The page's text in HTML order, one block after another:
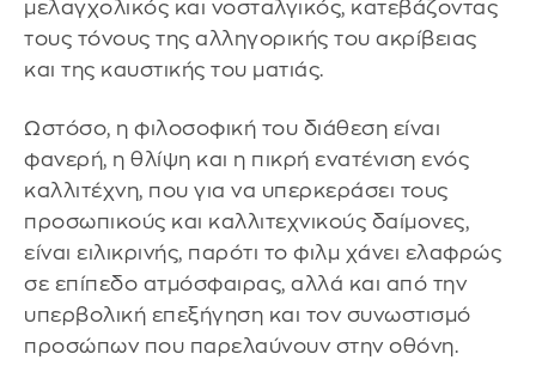
μελαγχολικός και νοσταλγικός, κατεβάζοντας
τους τόνους της αλληγορικής του ακρίβειας
και της καυστικής του ματιάς.
Ωστόσο, η φιλοσοφική του διάθεση είναι
φανερή, η θλίψη και η πικρή ενατένιση ενός
καλλιτέχνη, που για να υπερκεράσει τους
προσωπικούς και καλλιτεχνικούς δαίμονες,
είναι ειλικρινής, παρότι το φιλμ χάνει ελαφρώς
σε επίπεδο ατμόσφαιρας, αλλά και από την
υπερβολική επεξήγηση και τον συνωστισμό
προσώπων που παρελαύνουν στην οθόνη.